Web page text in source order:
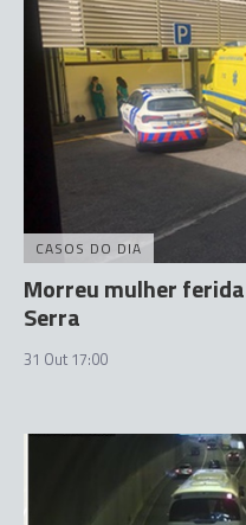
CASOS DO DIA
Morreu mulher
Serra
31 Out 17:00